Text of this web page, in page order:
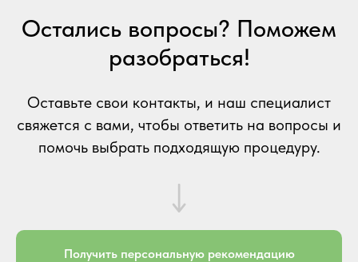
Остались вопросы? Поможем
разобраться!
Оставьте свои контакты, и наш специалист
свяжется с вами, чтобы ответить на вопросы и
помочь выбрать подходящую процедуру.
Получить персональную рекомендацию